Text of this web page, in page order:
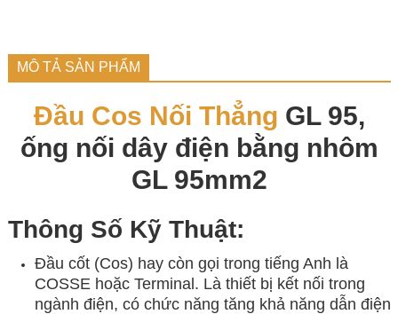
MÔ TẢ SẢN PHẨM
Đầu Cos Nối Thẳng GL 95,
ống nối dây điện bằng nhôm
GL 95mm2
Thông Số Kỹ Thuật:
Đầu cốt (Cos) hay còn gọi trong tiếng Anh là
COSSE hoặc Terminal. Là thiết bị kết nối trong
ngành điện, có chức năng tăng khả năng dẫn điện